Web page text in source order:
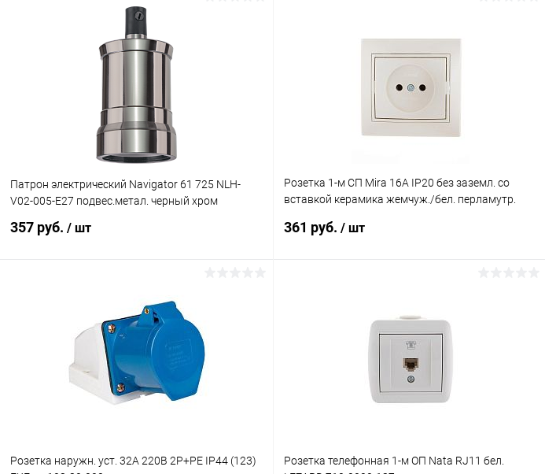
В корзину
Сравнение Купить в 1 клик Сравнение
В наличии
Патрон электрический Navigator 61 725 NLH-
V02-005-E27 подвес.метал. черный хром
357 руб. / шт
Купить в 1 клик Сравнение
В избранное В наличии
Розетка 1-м СП Mira 16А IP20 без заземл. со
вставкой керамика жемчуж./бел. перламутр.
361 руб. / шт
Купить в 1 клик Сравнение
Розетка наружн. уст. 32А 220В 2P+РЕ IP44 (123)
Розетка телефонная 1-м ОП Nata RJ11 бел.